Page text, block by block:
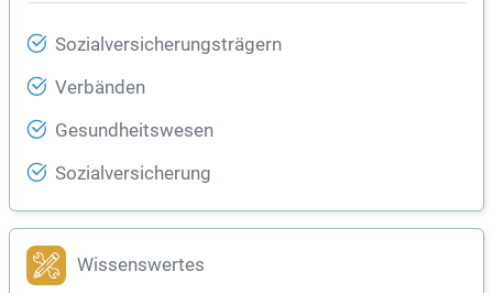
Sozialversicherungsträgern
Verbänden
Gesundheitswesen
Sozialversicherung
Wissenswertes